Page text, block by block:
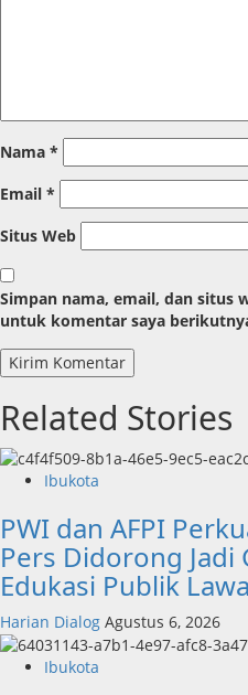
Nama *
Email *
Situs Web
Simpan nama, email, dan situs
untuk komentar saya
Related Stories
Ibukota
PWI dan AFPI
Pers Didorong Jadi
Edukasi Publik
Harian Dialog Agustus 6, 2026
Ibukota